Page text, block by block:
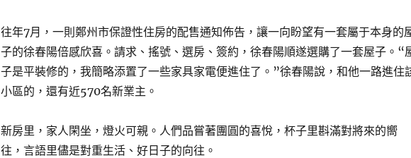
往年7月，一則鄭州市保證性住房的配售通知佈告，讓一向盼望有一套屬于本身的
子的徐春陽倍感欣喜。請求、搖號、選房、簽約，徐春陽順遂選購了一套屋子。“
子是平裝修的，我簡略添置了一些家具家電便進住了。”徐春陽說，和他一路進住
小區的，還有近570名新業主。
新房里，家人閑坐，燈火可親。人們品嘗著團圓的喜悅，杯子里斟滿對將來的嚮
往，言語里儘是對重生活、好日子的向往。